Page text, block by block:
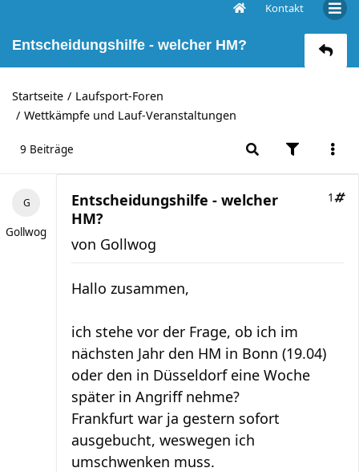
Kontakt
Entscheidungshilfe - welcher HM?
Startseite
Laufsport-Foren
Wettkämpfe und Lauf-Veranstaltungen
9 Beiträge
Gollwog
Entscheidungshilfe - welcher
HM?
1
von Gollwog
Hallo zusammen,
ich stehe vor der Frage, ob ich im
nächsten Jahr den HM in Bonn (19.04)
oder den in Düsseldorf eine Woche
später in Angriff nehme?
Frankfurt war ja gestern sofort
ausgebucht, weswegen ich
umschwenken muss.